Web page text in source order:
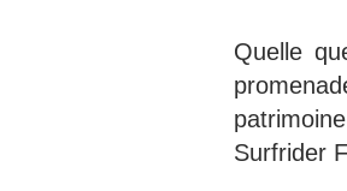
Quelle
Surfrider